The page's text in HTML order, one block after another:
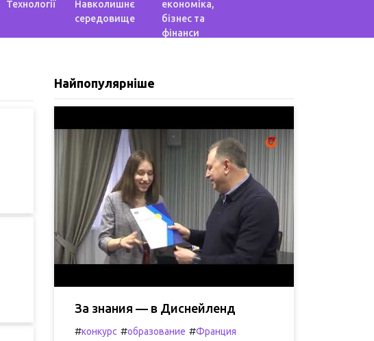
Технології
Навколишнє
середовище
економіка,
бізнес та
фінанси
Найпопулярніше
За знания — в Диснейленд
#конкурс #образование #Франция